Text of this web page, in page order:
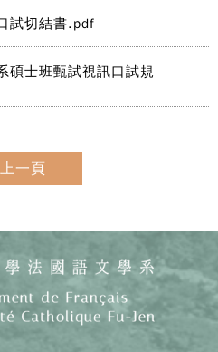
試切結書.pdf
碩士班甄試視訊口試規
一頁